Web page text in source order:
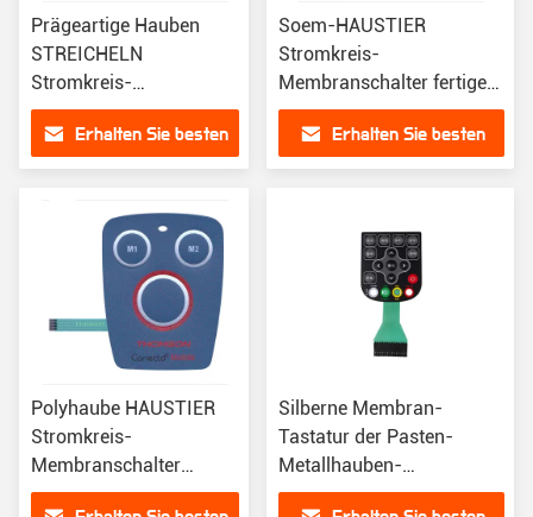
Prägeartige Hauben
STREICHELN
Stromkreis-
Membranschalter-
wasserdichte Tastatur
mit LED
Erhalten Sie besten
Soem-HAUSTIER
Stromkreis-
Membranschalter fertigen
mit Metallhaube
kundenspezifisch an
Erhalten Sie besten
Polyhaube HAUSTIER
Stromkreis-
Membranschalter
fertigte silberne Paste
Silberne Membran-
Tastatur der Pasten-
Metallhauben-
Membranschalter-